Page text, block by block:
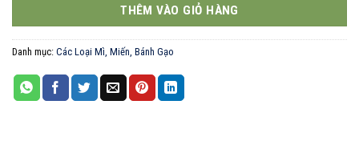
THÊM VÀO GIỎ HÀNG
Danh mục: Các Loại Mì, Miến, Bánh Gạo